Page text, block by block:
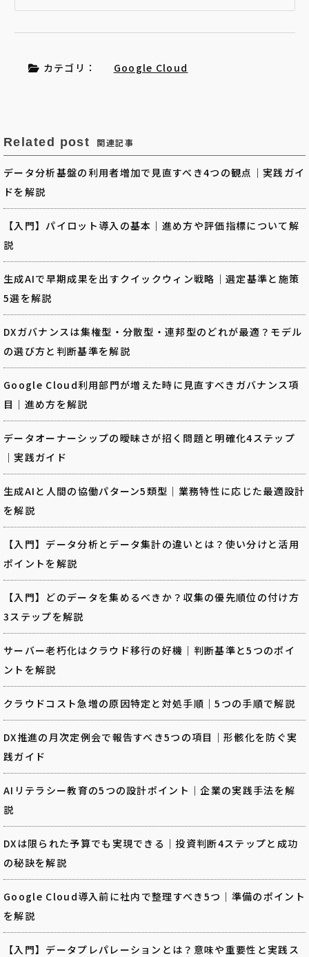
カテゴリ： Google Cloud
Related post 関連記事
データ分析基盤の利用者増加で見直すべき4つの観点｜実践ガイ
ドを解説
【入門】パイロット導入の基本｜進め方や評価指標について解
説
生成AIで早期成果を出すクイックウィン戦略｜選定基準と施策
5選を解説
DXガバナンスは集権型・分散型・連邦型のどれが最適？モデル
の選び方と判断基準を解説
Google Cloud利用部門が増えた時に見直すべきガバナンス項
目｜進め方を解説
データオーナーシップの曖昧さが招く問題と明確化4ステップ
｜実践ガイド
生成AIと人間の協働パターン5類型｜業務特性に応じた最適設計
を解説
【入門】データ分析とデータ集計の違いとは？使い分けと活用
ポイントを解説
【入門】どのデータを集めるべきか？収集の優先順位の付け方
3ステップを解説
サーバー老朽化はクラウド移行の好機｜判断基準と5つのポイ
ントを解説
クラウドコスト急増の原因特定と対処手順｜5つの手順で解説
DX推進の月次定例会で報告すべき5つの項目｜形骸化を防ぐ実
践ガイド
AIリテラシー教育の5つの設計ポイント｜企業の実践手法を解
説
DXは限られた予算でも実現できる｜投資判断4ステップと成功
の秘訣を解説
Google Cloud導入前に社内で整理すべき5つ｜準備のポイント
を解説
【入門】データプレパレーションとは？意味や重要性と実践ス